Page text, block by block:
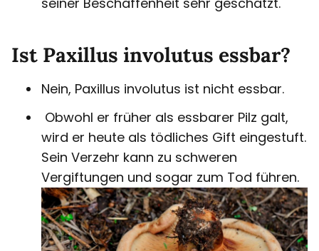
Ist Paxillus involutus essbar?
Nein, Paxillus involutus ist nicht essbar.
Obwohl er früher als essbarer Pilz galt,
wird er heute als tödliches Gift eingestuft.
Sein Verzehr kann zu schweren
Vergiftungen und sogar zum Tod führen.